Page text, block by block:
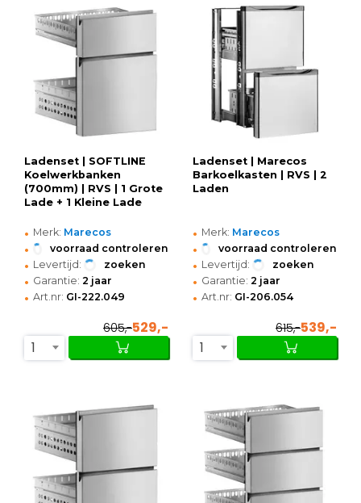
Ladenset | SOFTLINE
Koelwerkbanken
(700mm) | RVS | 1 Grote
Lade + 1 Kleine Lade
• Merk: Marecos
• voorraad controleren
• Levertijd: zoeken
• Garantie: 2 jaar
• Art.nr: GI-222.049
605,-529,-
1
Ladenset | Marecos
Barkoelkasten | RVS | 2
Laden
• Merk: Marecos
• voorraad controleren
• Levertijd: zoeken
• Garantie: 2 jaar
• Art.nr: GI-206.054
615,-539,-
1